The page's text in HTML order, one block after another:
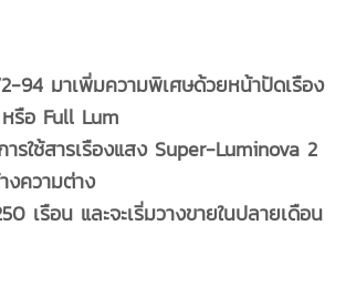
94 มาเพิ่มความพิเศษด้วยหน้าปัดเรือง
รือ Full Lum
รใช้สารเรืองแสง Super-Luminova 2
งความต่าง
เรือน และจะเริ่มวางขายในปลายเดือน